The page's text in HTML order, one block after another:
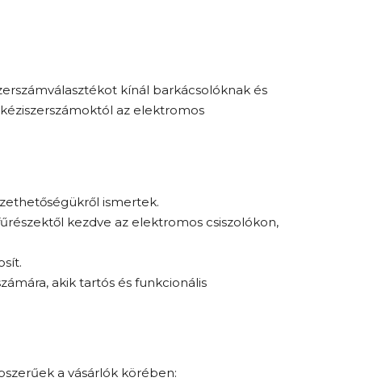
kínál barkácsolóknak és
az elektromos
ismertek.
kezdve az elektromos csiszolókon,
akik tartós és funkcionális
a vásárlók körében: